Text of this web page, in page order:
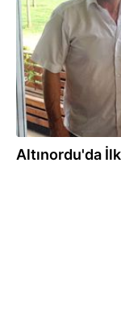
Altınordu'da